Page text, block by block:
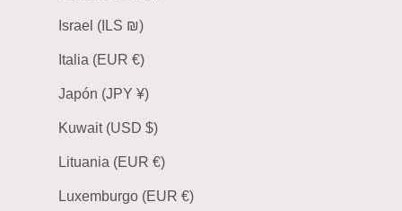
Israel (ILS ₪)
Italia (EUR €)
Japón (JPY ¥)
Kuwait (USD $)
Lituania (EUR €)
Luxemburgo (EUR €)